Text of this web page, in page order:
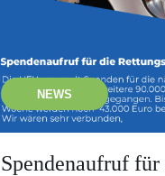
NEWS
Spendenaufruf für